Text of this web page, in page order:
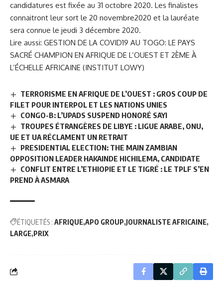
candidatures est fixée au 31 octobre 2020. Les finalistes
connaitront leur sort le 20 novembre2020 et la lauréate
sera connue le jeudi 3 décembre 2020.
Lire aussi: GESTION DE LA COVID19 AU TOGO: LE PAYS
SACRÉ CHAMPION EN AFRIQUE DE L’OUEST ET 2ÈME À
L’ÉCHELLE AFRICAINE (INSTITUT LOWY)
TERRORISME EN AFRIQUE DE L’OUEST : GROS COUP DE
FILET POUR INTERPOL ET LES NATIONS UNIES
CONGO-B: L’UPADS SUSPEND HONORÉ SAYI
TROUPES ÉTRANGÈRES DE LIBYE : LIGUE ARABE, ONU,
UE ET UA RÉCLAMENT UN RETRAIT
PRESIDENTIAL ELECTION: THE MAIN ZAMBIAN
OPPOSITION LEADER HAKAINDE HICHILEMA, CANDIDATE
CONFLIT ENTRE L’ETHIOPIE ET LE TIGRÉ : LE TPLF S’EN
PREND À ASMARA
ÉTIQUETÉS : AFRIQUE APO GROUP JOURNALISTE AFRICAINE
LARGE PRIX